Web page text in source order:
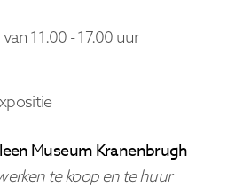
11.00 - 17.00 uur
Museum Kranenbrugh
te koop en te huur